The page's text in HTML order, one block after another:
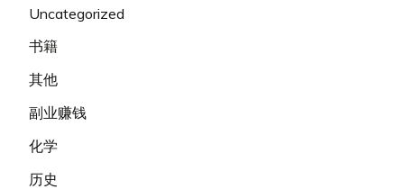
Uncategorized
书籍
其他
副业赚钱
化学
历史